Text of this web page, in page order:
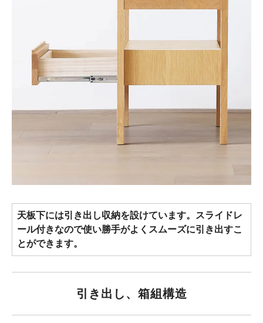
天板下には引き出し収納を設けています。スライドレ
ール付きなので使い勝手がよくスムーズに引き出すこ
とができます。
引き出し、箱組構造